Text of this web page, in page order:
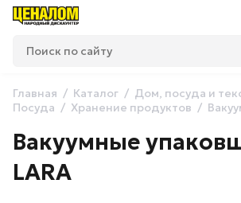
Главная Каталог
Дом, посуда и
Посуда
Хранение продуктов
Вакуумные
LARA